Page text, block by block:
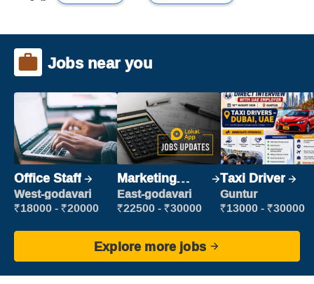
Jobs near you
Office Staff
West-godavari
₹18000 - ₹20000
Marketing
Executive
East-godavari
₹22500 - ₹30000
Taxi Driver
Guntur
₹13000 - ₹30000
Explore more jobs